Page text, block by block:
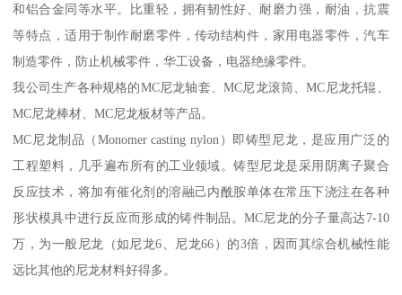
和铝合金同等水平。比重轻，拥有韧性好、耐磨力强，耐油，抗震
等特点，适用于制作耐磨零件，传动结构件，家用电器零件，汽车
制造零件，防止机械零件，华工设备，电器绝缘零件。
我公司生产各种规格的MC尼龙轴套、MC尼龙滚筒、MC尼龙托辊、
MC尼龙棒材、MC尼龙板材等产品。
MC尼龙制品（Monomer casting nylon）即铸型尼龙，是应用广泛的
工程塑料，几乎遍布所有的工业领域。铸型尼龙是采用阴离子聚合
反应技术，将加有催化剂的溶融己内酰胺单体在常压下浇注在各种
形状模具中进行反应而形成的铸件制品。MC尼龙的分子量高达7-10
万，为一般尼龙（如尼龙6、尼龙66）的3倍，因而其综合机械性能
远比其他的尼龙材料好得多。